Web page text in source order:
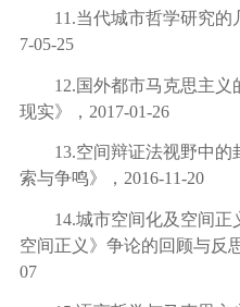
11.当代城市哲学研究的
7-05-25
12.国外都市马克思主
现实》， 2017-01-26
13.空间辩证法视野中的
索与争鸣》， 2016-11-20
14.城市空间化及空间正
空间正义》争论的回顾与反
07